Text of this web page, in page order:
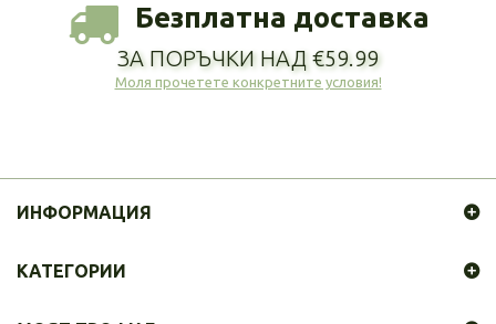
Безплатна доставка
ЗА ПОРЪЧКИ НАД €59.99
Моля прочетете конкретните условия!
ИНФОРМАЦИЯ
КАТЕГОРИИ